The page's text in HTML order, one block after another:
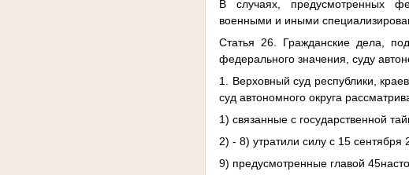
В случаях, предусмотренных
военными и иными
Статья 26. Гражданские дела,
федерального значения, суду
1. Верховный суд республики,
суд автономного округа
1) связанные с государственной
2) - 8) утратили силу с 15
9) предусмотренные главой